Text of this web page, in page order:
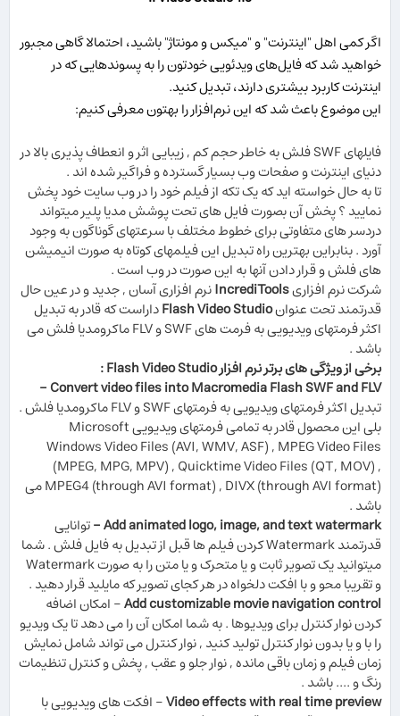
اگر كمی اهل "اینترنت" و "میكس و مونتاژ" باشید، احتمالا گاهی مجبور
خواهید شد كه فایل‌های ویدئویی خودتون را به پسوندهایی كه در
اینترنت كاربرد بیشتری دارند، تبدیل كنید.
این موضوع باعث شد كه این نرم‌افزار را بهتون معرفی كنیم:
فایلهایSWFفلش به خاطر حجم کم,زیبایی اثر و انعطاف پذیری بالا در
دنیای اینترنت و صفحات وب بسیار گسترده و فراگیر شده اند .
تا به حال خواسته اید که یک تکه از فیلم خود را در وب سایت خود پخش
نمایید ؟ پخش آن بصورت فایل های تحت پوشش مدیا پلیر میتواند
دردسر های متفاوتی برای خطوط مختلف با سرعتهای گوناگون به وجود
آورد . بنابراین بهترین راه تبدیل این فیلمهای کوتاه به صورت انیمیشن
های فلش و قرار دادن آنها به این صورت در وب است .
شرکت نرم افزاریIncrediToolsنرم افزاری آسان,جدید و در عین حال
قدرتمند تحت عنوانFlash Video Studioداراست که قادر به تبدیل
اکثر فرمتهای ویدیویی به فرمت هایSWFوFLVماکرومدیا فلش می
باشد .
برخی از ویژگی های برتر نرم افزار Flash Video Studio :
Convert video files into Macromedia Flash SWF and FLV -
تبدیل اکثر فرمتهای ویدیویی به فرمتهایSWFوFLVماکرومدیا فلش .
بلی این محصول قادر به تمامی فرمتهای ویدیویی Microsoft
Windows Video Files (AVI, WMV, ASF),MPEG Video Files
(MPEG, MPG, MPV),Quicktime Video Files (QT, MOV),
MPEG4 (through AVI format),DIVX (through AVI format)
می
باشد .
Add animated logo, image, and text watermark - توانایی
قدرتمندWatermarkکردن فیلم ها قبل از تبدیل به فایل فلش . شما
میتوانید یک تصویر ثابت و یا متحرک و یا متن را به صورتWatermark
و تقریبا محو و با افکت دلخواه در هر کجای تصویر که مایلید قرار دهید .
Add customizable movie navigation control- امکان اضافه
کردن نوار کنترل برای ویدیوها . به شما امکان آن را می دهد تا یک ویدیو
را با و یا بدون نوار کنترل تولید کنید,نوار کنترل می تواند شامل نمایش
زمان فیلم و زمان باقی مانده,نوار جلو و عقب,پخش و کنترل تنظیمات
رنگ و .... باشد .
Video effects with real time preview- افکت های ویدیویی با